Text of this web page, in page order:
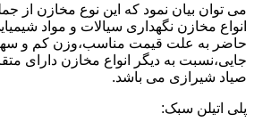
می توان بیان نمود که این نوع مخازن از
انواع مخازن نگهداری سیالات و مواد
حاضر به علت قیمت مناسب،وزن کم و
جایی،نسبت به دیگر انواع مخازن دارای
صیاد شیرازی می باشد.
پلی اتیلن سبک: